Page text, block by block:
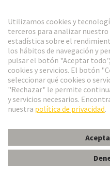
Ir al registro
Portugal Español
© Grupo Tecnológico HARTING
ImprintPolítica de privacidad